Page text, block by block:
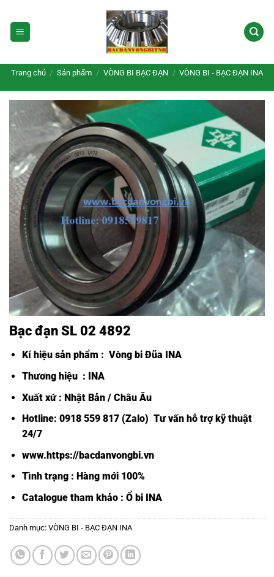
qua
nội
Trang chủ / Sản phẩm / VÒNG BI BẠC ĐẠN / VÒNG BI - BẠC ĐẠN INA
Bạc đạn SL 02 4892
Kí hiệu sản phẩm : Vòng bi Đũa INA
Thương hiệu : INA
Xuất xứ : Nhật Bản / Châu Âu
Hotline: 0918 559 817 (Zalo) Tư vấn hỗ trợ kỹ thuật
24/7
www.https://bacdanvongbi.vn
Tình trạng : Hàng mới 100%
Catalogue tham khảo : Ổ bi INA
Danh mục: VÒNG BI - BẠC ĐẠN INA